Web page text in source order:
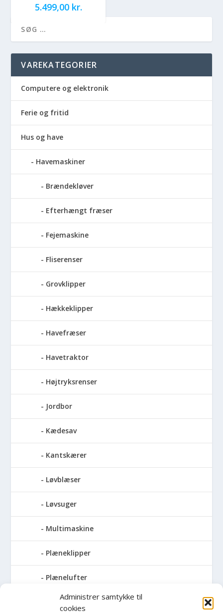
Administrer samtykke til
cookies
5.499,00 kr.
VAREKATEGORIER
Computere og elektronik
Ferie og fritid
Hus og have
Havemaskiner
Brændekløver
Efterhængt fræser
Fejemaskine
Fliserenser
Grovklipper
Hækkeklipper
Havefræser
Havetraktor
Højtryksrenser
Jordbor
Kædesav
Kantskærer
Løvblæser
Løvsuger
Multimaskine
Plæneklipper
Plænelufter
Robotplæneklipper